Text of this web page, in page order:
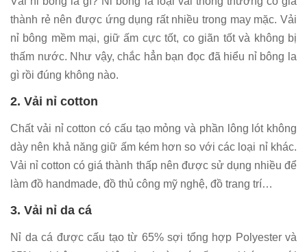
thành rẻ nên được ứng dụng rất nhiều trong may mặc. Vải
nỉ bông mềm mại, giữ ấm cực tốt, co giãn tốt và không bị
thấm nước. Như vậy, chắc hẳn bạn đọc đã hiểu nỉ bông la
gì rồi đúng không nào.
2. Vải nỉ cotton
Chất vải nỉ cotton có cấu tạo mỏng và phần lông lót không
dày nên khả năng giữ ấm kém hơn so với các loại nỉ khác.
Vải nỉ cotton có giá thành thấp nên được sử dụng nhiều để
làm đồ handmade, đồ thủ công mỹ nghệ, đồ trang trí…
3. Vải nỉ da cá
Nỉ da cá được cấu tạo từ 65% sợi tổng hợp Polyester và